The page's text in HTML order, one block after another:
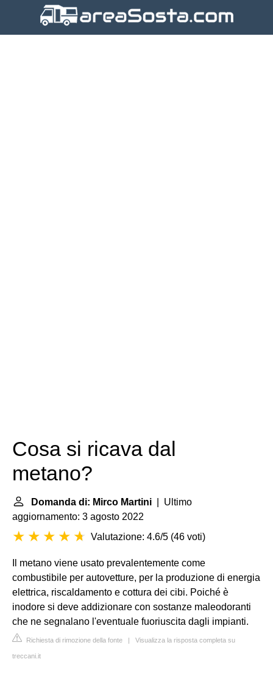
Cosa si ricava dal
metano?
Domanda di: Mirco Martini | Ultimo
aggiornamento: 3 agosto 2022
Valutazione: 4.6/5 (46 voti)
Il metano viene usato prevalentemente come
combustibile per autovetture, per la produzione di energia
elettrica, riscaldamento e cottura dei cibi. Poiché è
inodore si deve addizionare con sostanze maleodoranti
che ne segnalano l'eventuale fuoriuscita dagli impianti.
Richiesta di rimozione della fonte | Visualizza la risposta completa su
treccani.it